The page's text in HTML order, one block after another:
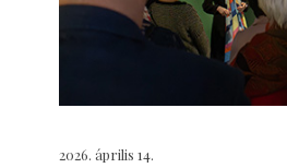
2026. április 14.